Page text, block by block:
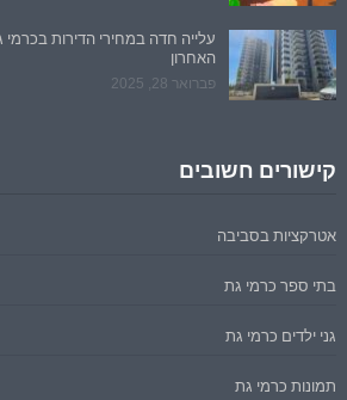
האחרון
פברואר 28, 2025
קישורים חשובים
אטרקציות בסביבה
בתי ספר כרמי גת
גני ילדים כרמי גת
תמונות כרמי גת